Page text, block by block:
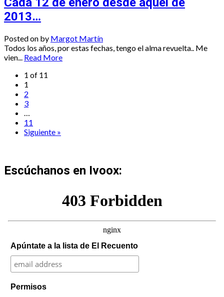
2013…
Posted on by Margot Martín
Todos los años, por estas fechas, tengo el alma revuelta.. Me
vien...
Read More
1 of 11
1
2
3
11
Siguiente »
Escúchanos en Ivoox:
Apúntate a la lista de El Recuento
Permisos